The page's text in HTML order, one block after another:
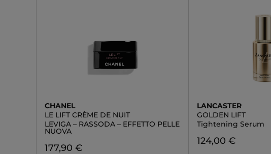
CHANEL
LE LIFT CRÈME DE NUIT
LEVIGA – RASSODA – EFFETTO PELLE
NUOVA
177,90 €
LANCASTER
GOLDEN LIFT
Tightening Serum
124,00 €